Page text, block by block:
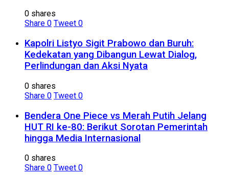
0 shares
Share 0 Tweet 0
Kapolri Listyo Sigit Prabowo dan Buruh:
Kedekatan yang Dibangun Lewat Dialog,
Perlindungan dan Aksi Nyata
0 shares
Share 0 Tweet 0
Bendera One Piece vs Merah Putih Jelang
HUT RI ke-80: Berikut Sorotan Pemerintah
hingga Media Internasional
0 shares
Share 0 Tweet 0